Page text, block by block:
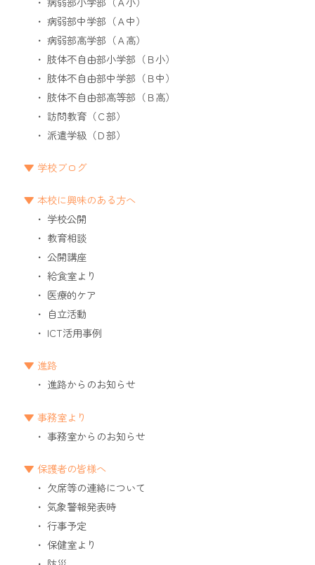
病弱部中学部（Ａ中）
病弱部高学部（Ａ高）
肢体不自由部小学部（Ｂ小）
肢体不自由部中学部（Ｂ中）
肢体不自由部高等部（Ｂ高）
訪問教育（Ｃ部）
派遣学級（Ｄ部）
学校ブログ
本校に興味のある方へ
学校公開
教育相談
公開講座
給食室より
医療的ケア
自立活動
ICT活用事例
進路
進路からのお知らせ
事務室より
事務室からのお知らせ
保護者の皆様へ
欠席等の連絡について
気象警報発表時
行事予定
保健室より